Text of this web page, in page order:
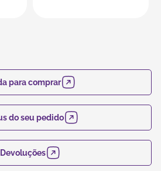
para comprar
do seu pedido
Devoluções